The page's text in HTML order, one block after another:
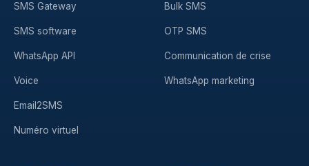
SMS Gateway
SMS software
WhatsApp API
Voice
Email2SMS
Numéro virtuel
Bulk SMS
OTP SMS
Communication de crise
WhatsApp marketing